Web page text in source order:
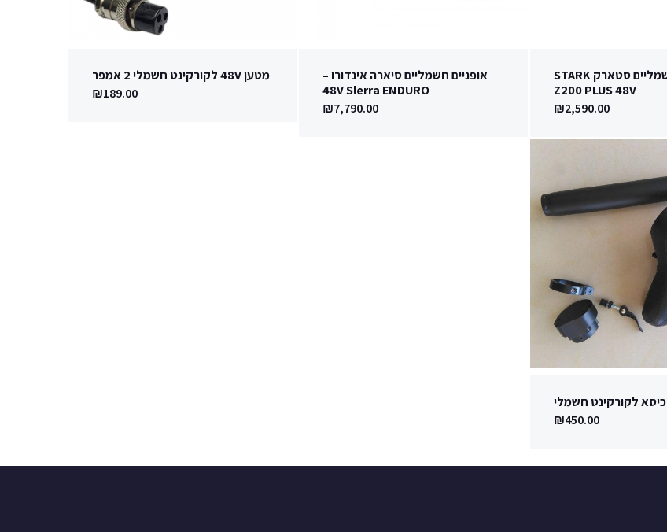
אופניים חשמליים סטארק STARK
Z200 PLUS 48V
₪2,590.00
אופניים חשמליים סיארה אינדורו –
48V Slerra ENDURO
₪7,790.00
מטען 48V לקורקינט חשמלי 2 אמפר
₪189.00
כיסא לקורקינט חשמלי
₪450.00